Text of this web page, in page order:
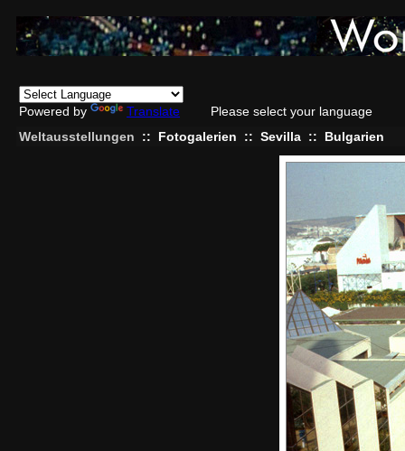
Powered by Translate
Please select your language
Weltausstellungen
:: Fotogalerien :: Sevilla :: Bulgarien